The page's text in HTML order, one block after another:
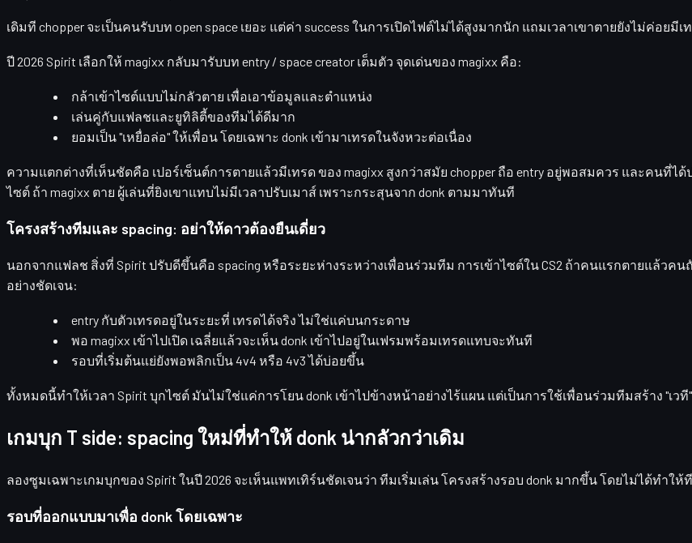
เดิมที chopper จะเป็นคนรับบท open space เยอะ แต่ค่า success ในการเปิดไฟต์ไม่ได้สูงมากนัก แถมเวลาเขาตายยังไม่ค่อยมี
ปี 2026 Spirit เลือกให้magixx กลับมารับบท entry / space creator เต็มตัว จุดเด่นของ magixx คือ:
กล้าเข้าไซต์แบบไม่กลัวตาย เพื่อเอาข้อมูลและตำแหน่ง
เล่นคู่กับแฟลชและยูทิลิตี้ของทีมได้ดีมาก
ยอมเป็น "เหยื่อล่อ" ให้เพื่อน โดยเฉพาะ donk เข้ามาเทรดในจังหวะต่อเนื่อง
ความแตกต่างที่เห็นชัดคือ เปอร์เซ็นต์การตายแล้วมีเทรดของ magixx สูงกว่าสมัย chopper ถือ entry อยู่พอสมควร และคนที่ไ
ไซต์ ถ้า magixx ตาย ผู้เล่นที่ยิงเขาแทบไม่มีเวลาปรับเมาส์ เพราะกระสุนจาก donk ตามมาทันที
โครงสร้างทีมและ spacing: อย่าให้ดาวต้องยืนเดี่ยว
นอกจากแฟลช สิ่งที่ Spirit ปรับดีขึ้นคือ spacing หรือระยะห่างระหว่างเพื่อนร่วมทีม การเข้าไซต์ใน CS2 ถ้าคนแรกตายแล้ว
อย่างชัดเจน:
entry กับตัวเทรดอยู่ในระยะที่ เทรดได้จริงไม่ใช่แค่บนกระดาษ
พอ magixx เข้าไปเปิด เฉลี่ยแล้วจะเห็น donk เข้าไปอยู่ในเฟรมพร้อมเทรดแทบจะทันที
รอบที่เริ่มต้นแย่ยังพอพลิกเป็น 4v4 หรือ 4v3 ได้บ่อยขึ้น
ทั้งหมดนี้ทำให้เวลา Spirit บุกไซต์ มันไม่ใช่แค่การโยน donk เข้าไปข้างหน้าอย่างไร้แผน แต่เป็นการใช้เพื่อนร่วมทีมสร้าง "เว
เกมบุก T side: spacing ใหม่ที่ทำให้ donk น่ากลัวกว่าเดิม
ลองซูมเฉพาะเกมบุกของ Spirit ในปี 2026 จะเห็นแพทเทิร์นชัดเจนว่า ทีมเริ่มเล่นโครงสร้างรอบ donk มากขึ้น โดยไม่ได้ทำให้
รอบที่ออกแบบมาเพื่อ donk โดยเฉพาะ